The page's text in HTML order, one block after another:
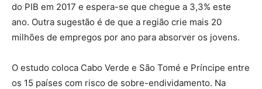
do PIB em 2017 e espera-se que chegue a 3,3% este
ano. Outra sugestão é de que a região crie mais 20
milhões de empregos por ano para absorver os jovens.
O estudo coloca Cabo Verde e São Tomé e Príncipe entre
os 15 países com risco de sobre-endividamento. Na